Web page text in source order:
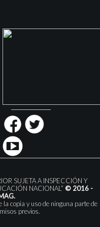
SUJETA A INSPECCIÓN Y
NACIONAL” © 2016 -
copia y uso de ninguna parte de
previos.